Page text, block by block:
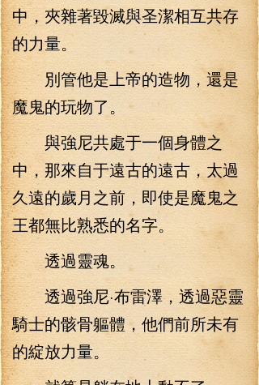
中，夾雜著毀滅與圣潔相互共存
的力量。
別管他是上帝的造物，還是
魔鬼的玩物了。
與強尼共處于一個身體之
中，那來自于遠古的遠古，太過
久遠的歲月之前，即使是魔鬼之
王都無比熟悉的名字。
透過靈魂。
透過強尼·布雷澤，透過惡靈
騎士的骸骨軀體，他們前所未有
的綻放力量。